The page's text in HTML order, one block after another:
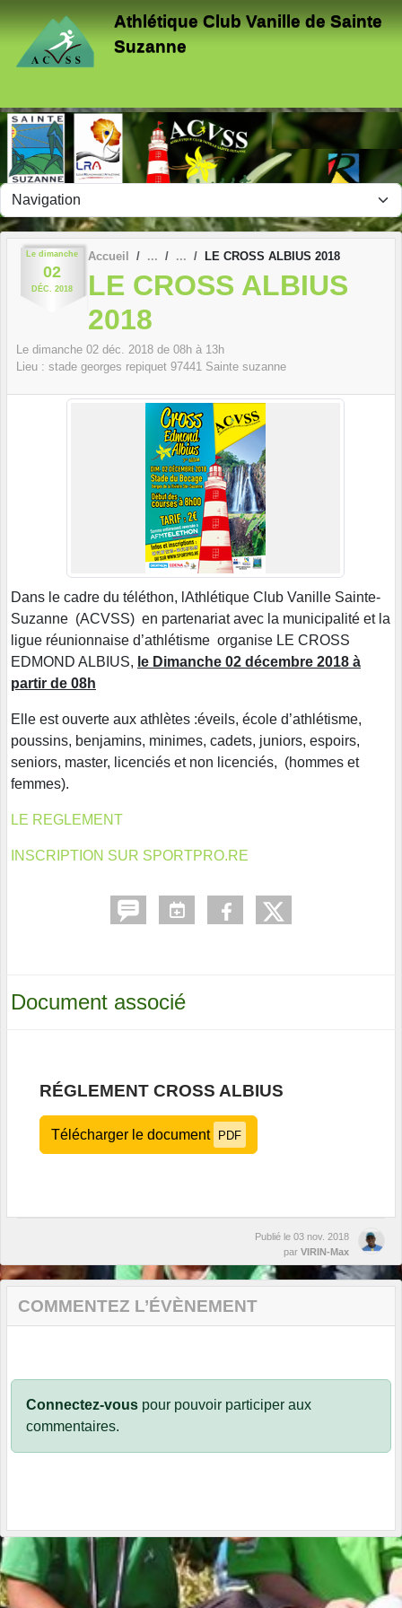
Athlétique Club Vanille de Sainte
Suzanne
Le dimanche
02
DÉC. 2018
Accueil LE CROSS ALBIUS 2018
LE CROSS ALBIUS
2018
Le dimanche 02 déc. 2018 de 08h à 13h
Lieu : stade georges repiquet 97441 Sainte suzanne
Dans le cadre du téléthon, lAthlétique Club Vanille Sainte-
Suzanne (ACVSS) en partenariat avec la municipalité et la
ligue réunionnaise d’athlétisme organise LE CROSS
EDMOND ALBIUS, le Dimanche 02 décembre 2018 à
partir de 08h
Elle est ouverte aux athlètes :éveils, école d’athlétisme,
poussins, benjamins, minimes, cadets, juniors, espoirs,
seniors, master, licenciés et non licenciés, (hommes et
femmes).
LE REGLEMENT
INSCRIPTION SUR SPORTPRO.RE
Document associé
RÉGLEMENT CROSS ALBIUS
Télécharger le document PDF
Publié le 03 nov. 2018
par VIRIN-Max
COMMENTEZ L’ÉVÈNEMENT
Connectez-vous pour pouvoir participer aux
commentaires.